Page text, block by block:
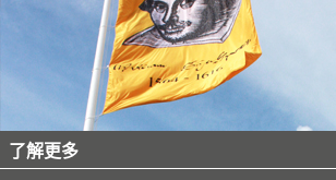
了解更多